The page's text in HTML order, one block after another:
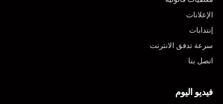
الإعلانات
إنتدابات
سرعة تدفق الانترنت
اتصل بنا
فيديو اليوم